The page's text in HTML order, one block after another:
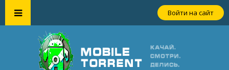
Войти на сайт